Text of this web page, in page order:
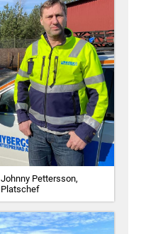
Johnny Pettersson,
Platschef